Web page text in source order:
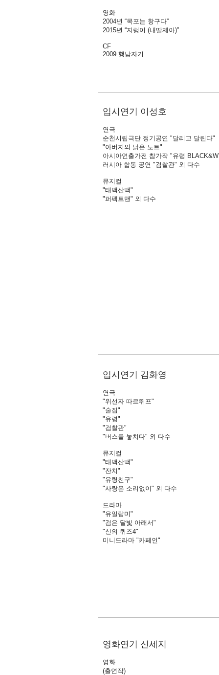
영화
2004년 “목포는 항구다”
2015년 “지렁이 (내딸제아)”
CF
2009 행남자기
입시연기 이성호
연극
순천시립극단 정기공연 "달리고 달린다"
"아버지의 낡은 노트"
아시아연출가전 참가작 "유령
러시아 합동 공연 "검찰관" 외 다수
뮤지컬
"태백산맥"
"퍼펙트맨" 외 다수
입시연기 김화영
연극
"위선자 따르뛰프"
"술집"
"유령"
"검찰관"
"버스를 놓치다" 외 다수
뮤지컬
"태백산맥"
"잔치"
"유령친구"
"사랑은 소리없이" 외 다수
드라마
"유일랍미"
"검은 달빛 아래서"
"신의 퀴즈4"
미니드라마 "카페인"
영화연기 신세지
영화
(출연작)